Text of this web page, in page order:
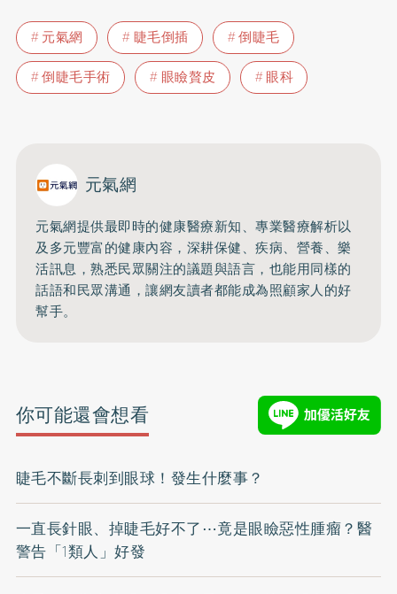
元氣網 睫毛倒插
倒睫毛
倒睫毛手術
眼瞼贅皮 眼科
元氣網
元氣網提供最即時的健康醫療新知、專業醫療解析以
及多元豐富的健康內容，深耕保健、疾病、營養、樂
活訊息，熟悉民眾關注的議題與語言， 也能用同樣的
話語和民眾溝通，讓網友讀者都能成為照顧家人的好
幫手。
你可能還會想看
睫毛不斷長刺到眼球！發生什麼事？
一直長針眼、掉睫毛好不了⋯竟是眼瞼惡性腫瘤？醫
警告「1類人」好發